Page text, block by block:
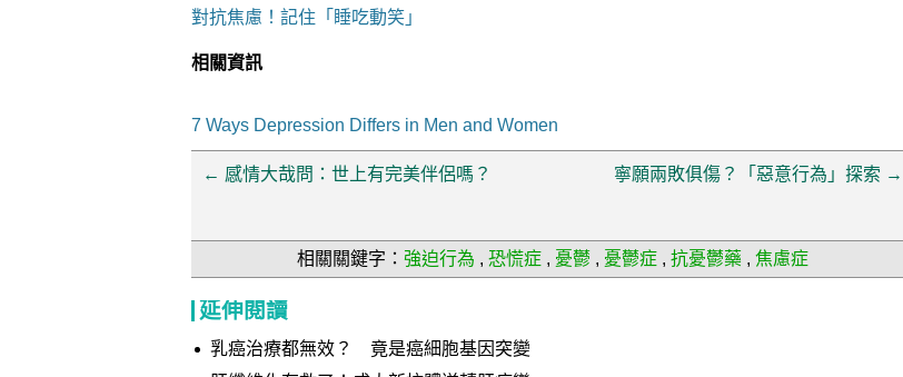
對抗焦慮！記住「睡吃動笑」
相關資訊
7 Ways Depression Differs in Men and Women
← 感情大哉問：世上有完美伴侶嗎？ 寧願兩敗俱傷？「惡意行為」探索 →
相關關鍵字： 強迫行為 , 恐慌症 , 憂鬱 , 憂鬱症 , 抗憂鬱藥 , 焦慮症
延伸閱讀
乳癌治療都無效？ 竟是癌細胞基因突變